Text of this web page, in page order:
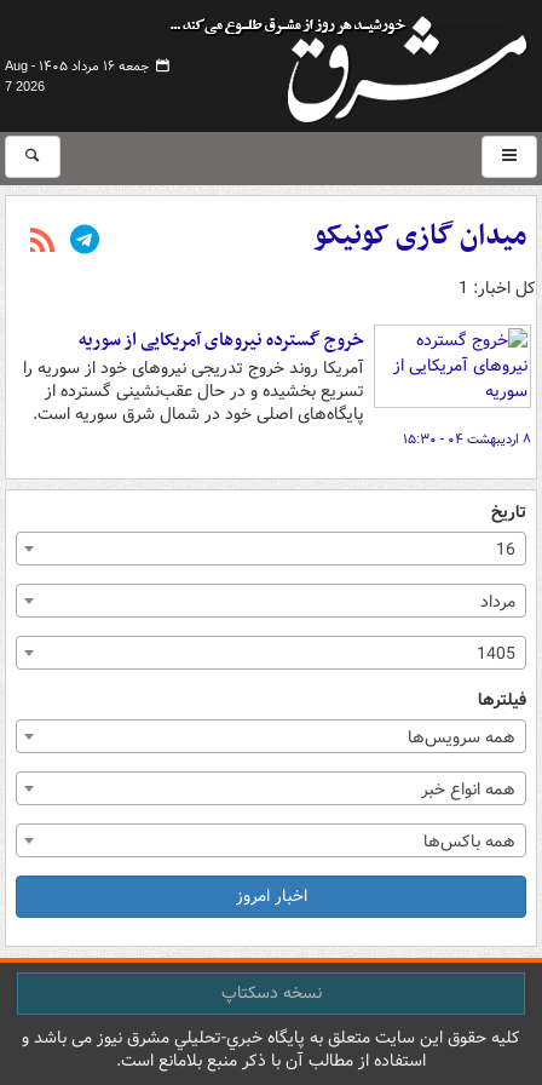
جمعه ۱۶ مرداد ۱۴۰۵ -
Aug
7 2026
میدان گازی کونیکو
کل اخبار: 1
خروج گسترده نیروهای آمریکایی از سوریه
آمریکا روند خروج تدریجی نیروهای خود از سوریه را
تسریع بخشیده و در حال عقب‌نشینی گسترده از
پایگاه‌های اصلی خود در شمال شرق سوریه است.
۸ اردیبهشت ۰۴ - ۱۵:۳۰
تاریخ
16
مرداد
1405
فیلترها
همه سرویس‌ها
همه انواع خبر
همه باکس‌ها
اخبار امروز
نسخه دسکتاپ
کليه حقوق اين سايت متعلق به پایگاه خبري-تحليلي مشرق نيوز می باشد و
استفاده از مطالب آن با ذکر منبع بلامانع است.